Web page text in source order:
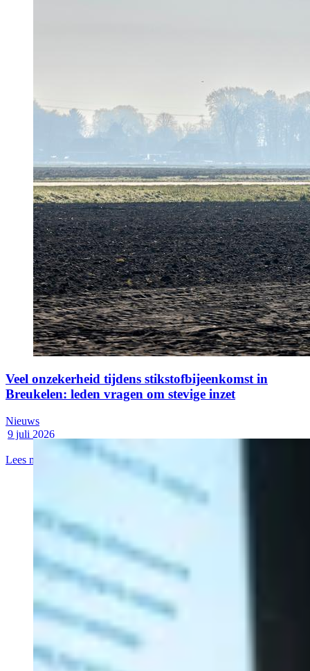
Veel onzekerheid tijdens stikstofbijeenkomst in
Breukelen: leden vragen om stevige inzet
9 juli 2026
Lees meer
Nieuws